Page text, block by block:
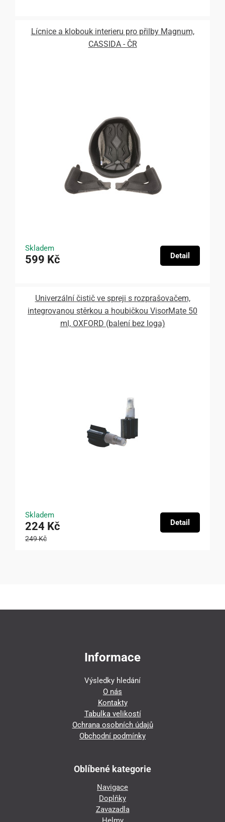
Lícnice a klobouk interieru pro přilby Magnum,
CASSIDA - ČR
Skladem
599 Kč Detail
Univerzální čistič ve spreji s rozprašovačem,
integrovanou stěrkou a houbičkou VisorMate 50
ml, OXFORD (balení bez loga)
Skladem
224 Kč
249 Kč
Detail
Informace
Výsledky hledání
O nás
Kontakty
Tabulka velikostí
Ochrana osobních údajů
Obchodní podmínky
Oblíbené kategorie
Navigace
Doplňky
Zavazadla